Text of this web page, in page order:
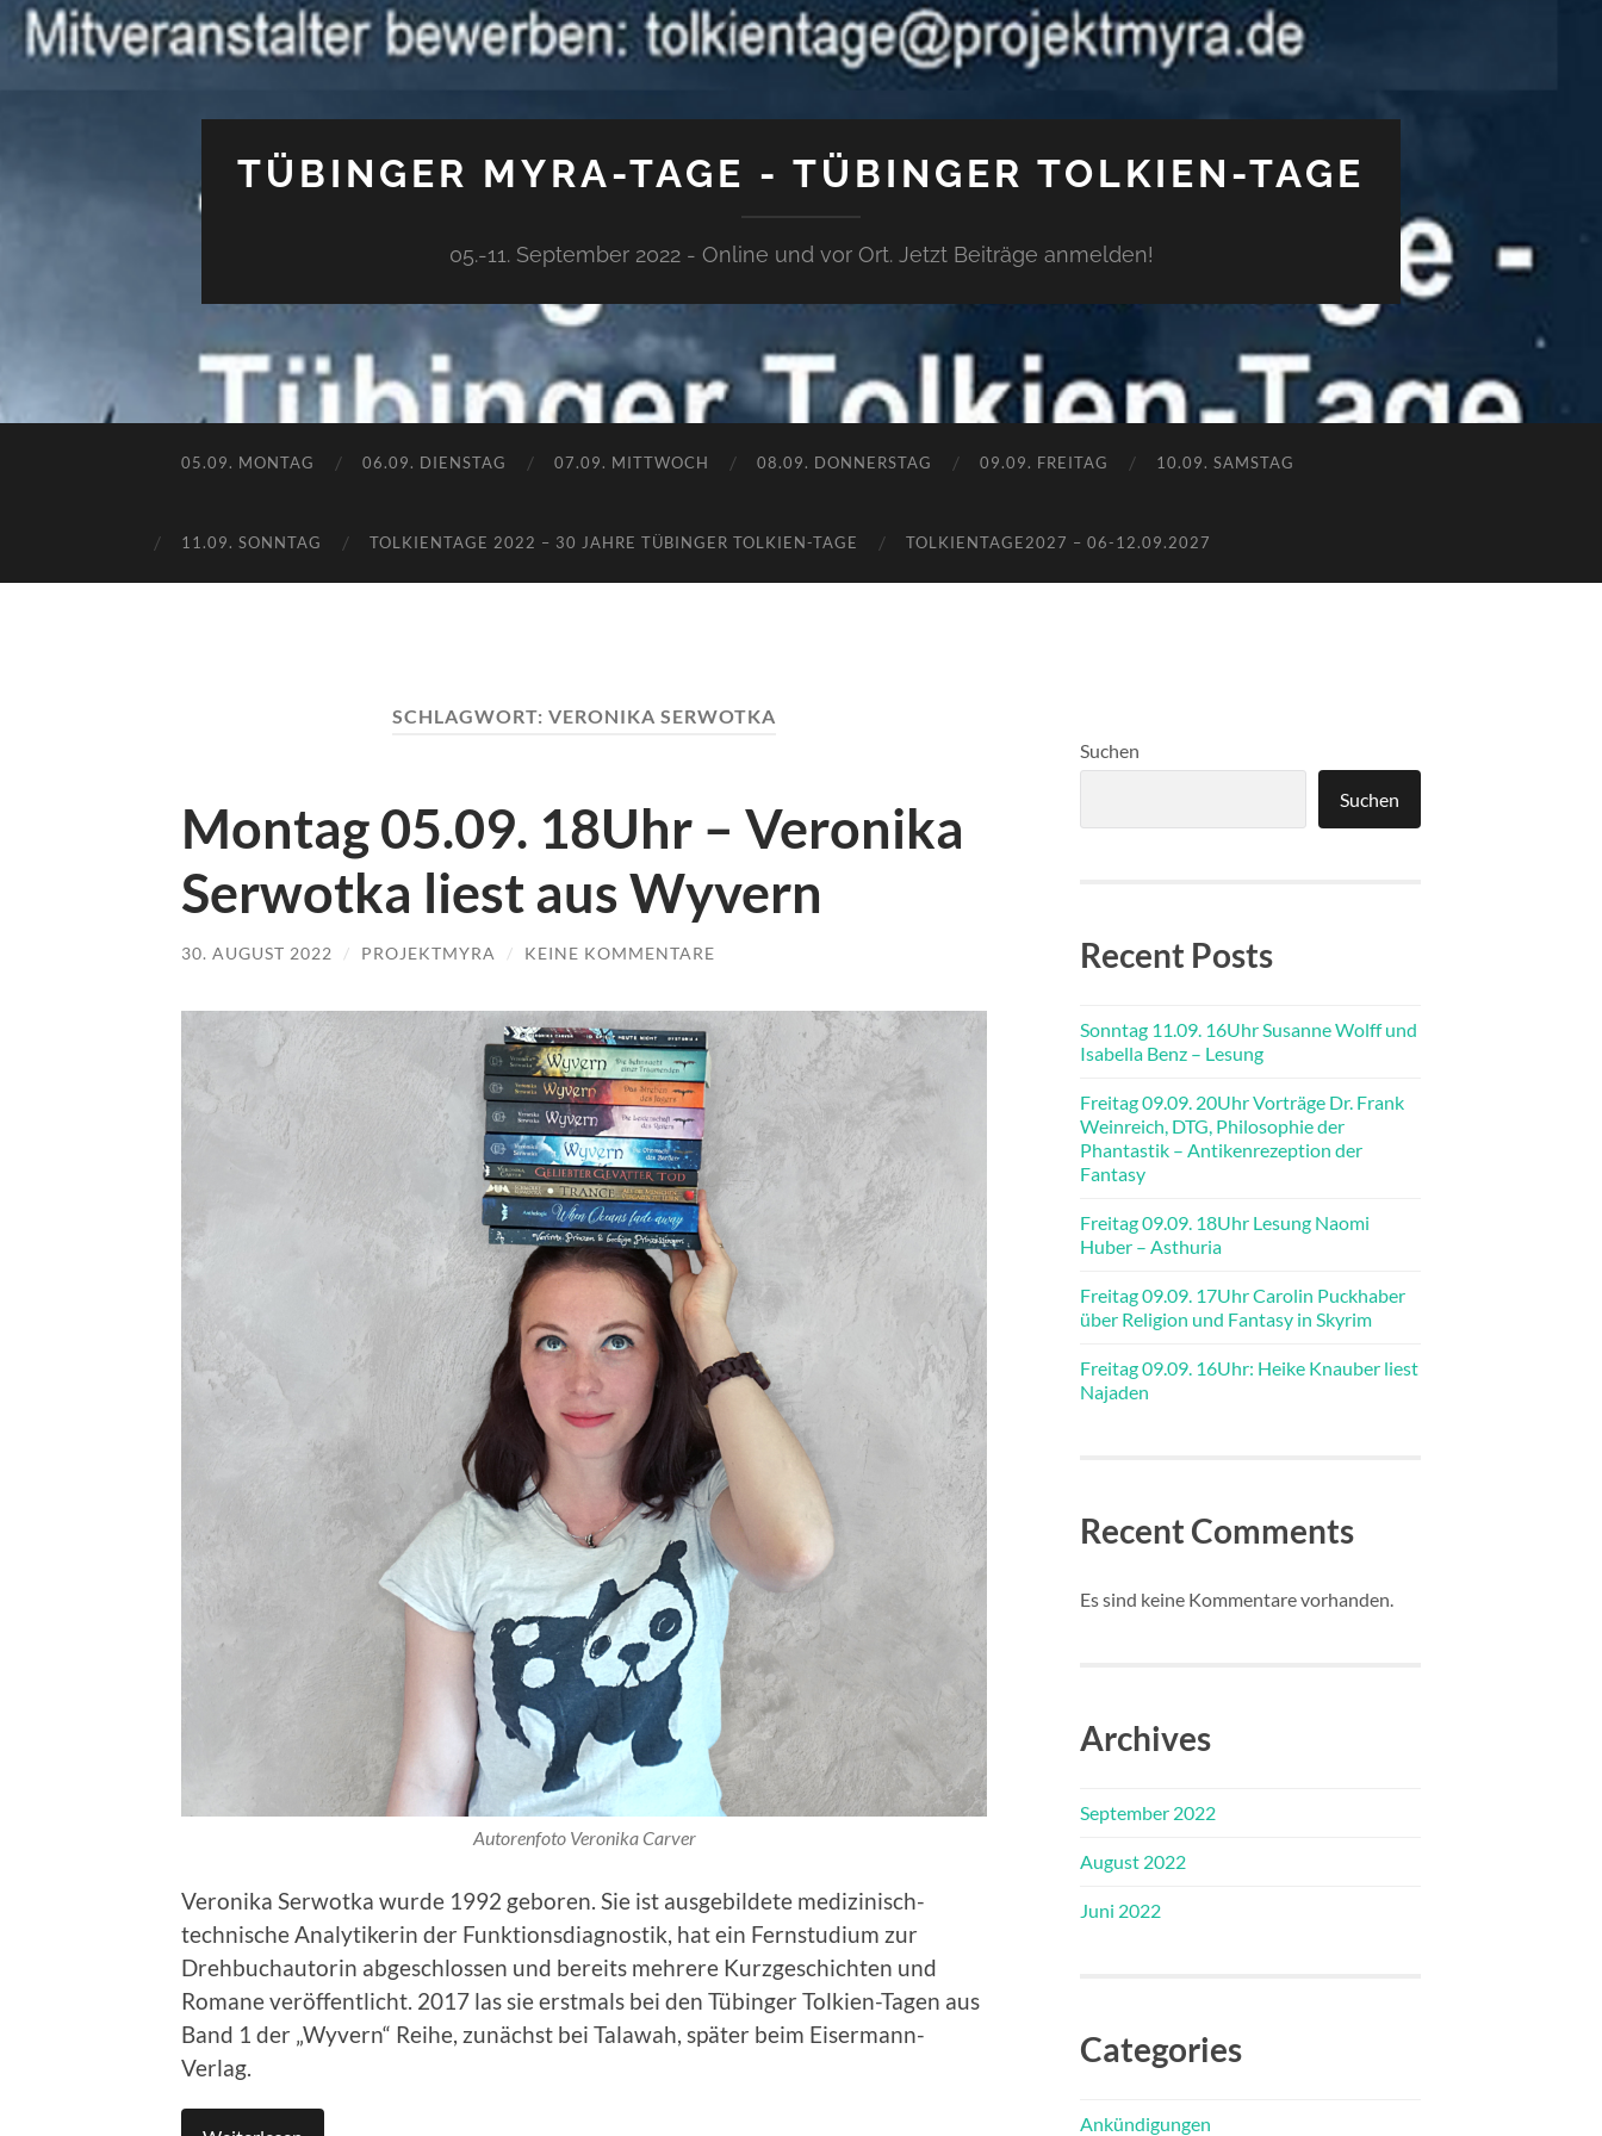
TÜBINGER MYRA-TAGE - TÜBINGER TOLKIEN-TAGE
05.-11. September 2022 - Online und vor Ort. Jetzt Beiträge anmelden!
05.09. MONTAG 06.09. DIENSTAG 07.09. MITTWOCH 08.09. DONNERSTAG 09.09. FREITAG 10.09. SAMSTAG
11.09. SONNTAG TOLKIENTAGE 2022 – 30 JAHRE TÜBINGER TOLKIEN-TAGE TOLKIENTAGE2027 – 06-12.09.2027
SCHLAGWORT: VERONIKA SERWOTKA
Montag 05.09. 18Uhr – Veronika
Serwotka liest aus Wyvern
30. AUGUST 2022 / PROJEKTMYRA / KEINE KOMMENTARE
Autorenfoto Veronika Carver
Veronika Serwotka wurde 1992 geboren. Sie ist ausgebildete medizinisch-
technische Analytikerin der Funktionsdiagnostik, hat ein Fernstudium zur
Drehbuchautorin abgeschlossen und bereits mehrere Kurzgeschichten und
Romane veröffentlicht. 2017 las sie erstmals bei den Tübinger Tolkien-Tagen aus
Band 1 der „Wyvern“ Reihe, zunächst bei Talawah, später beim Eisermann-
Verlag.
Suchen
Suchen
Recent Posts
Sonntag 11.09. 16Uhr Susanne Wolff und
Isabella Benz – Lesung
Freitag 09.09. 20Uhr Vorträge Dr. Frank
Weinreich, DTG, Philosophie der
Phantastik – Antikenrezeption der
Fantasy
Freitag 09.09. 18Uhr Lesung Naomi
Huber – Asthuria
Freitag 09.09. 17Uhr Carolin Puckhaber
über Religion und Fantasy in Skyrim
Freitag 09.09. 16Uhr: Heike Knauber liest
Najaden
Recent Comments
Es sind keine Kommentare vorhanden.
Archives
September 2022
August 2022
Juni 2022
Categories
Ankündigungen